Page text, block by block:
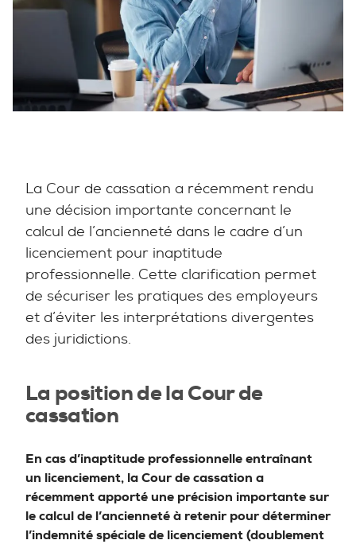
La Cour de cassation a récemment rendu
une décision importante concernant le
calcul de l’ancienneté dans le cadre d’un
licenciement pour inaptitude
professionnelle. Cette clarification permet
de sécuriser les pratiques des employeurs
et d’éviter les interprétations divergentes
des juridictions.
La position de la Cour de
cassation
En cas d’inaptitude professionnelle entraînant
un licenciement, la Cour de cassation a
récemment apporté une précision importante sur
le calcul de l’ancienneté à retenir pour déterminer
l’indemnité spéciale de licenciement (doublement